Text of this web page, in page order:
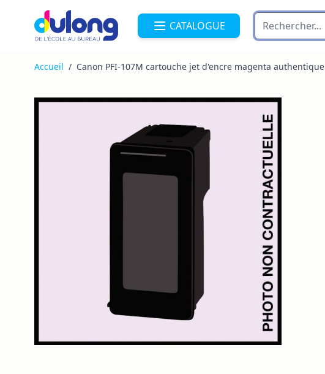
Allez au contenu
CATALOGUE
Accueil / Canon PFI-107M cartouche jet d'encre magenta authentique